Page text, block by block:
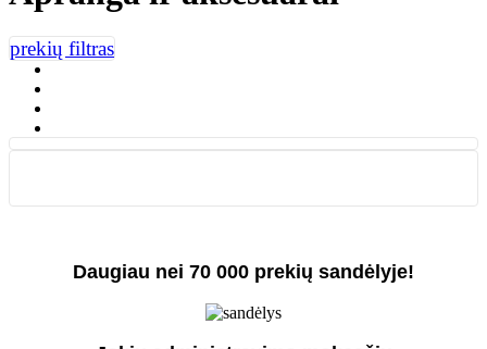
Daugiau nei 70 000 prekių sandėlyje!